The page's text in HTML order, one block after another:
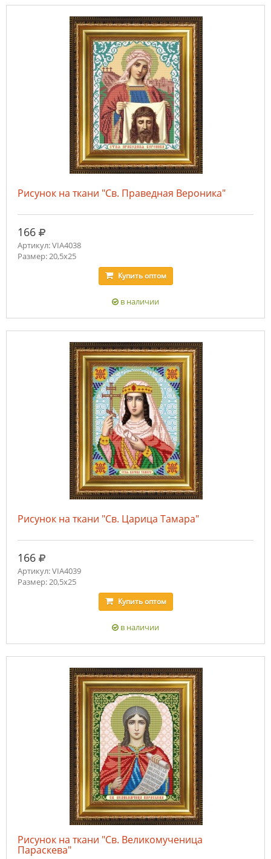
Рисунок на ткани "Св. Праведная Вероника"
166 руб.
Артикул: VIA4038
Размер: 20,5х25
Купитьоптом
в наличии
Рисунок на ткани "Св. Царица Тамара"
166 руб.
Артикул: VIA4039
Размер: 20,5х25
Купитьоптом
в наличии
Рисунок на ткани "Св. Великомученица
Параскева"